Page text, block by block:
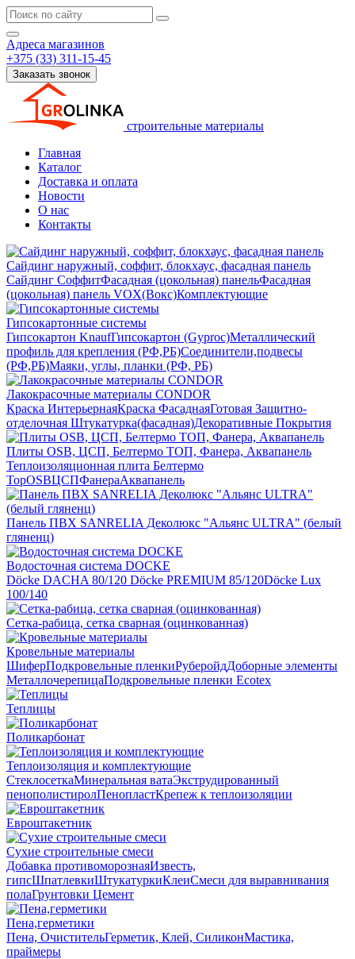
Адреса магазинов
+375 (33) 311-15-45
Заказать звонок
строительные материалы
Главная
Каталог
Доставка и оплата
Новости
О нас
Контакты
Сайдинг наружный, соффит, блокхаус, фасадная панель
Сайдинг СоффитФасадная (цокольная) панельФасадная
(цокольная) панель VOX(Вокс)Комплектующие
Гипсокартонные системы
Гипсокартон KnaufГипсокартон (Gyproc)Металлический
профиль для крепления (РФ,РБ)Соединители,подвесы
(РФ,РБ)Маяки, углы, планки (РФ, РБ)
Лакокрасочные материалы CONDOR
Краска ИнтерьернаяКраска ФасаднаяГотовая Защитно-
отделочная Штукатурка(фасадная)Декоративные Покрытия
Плиты OSB, ЦСП, Белтермо ТОП, Фанера, Аквапанель
Теплоизоляционная плита Белтермо
TopOSBЦСПФанераАквапанель
Панель ПВХ SANRELIA Деколюкс "Альянс ULTRA" (белый
гляненц)
Водосточная система DOCKE
Döсkе DACHA 80/120 Döcke PREMIUM 85/120Döсkе Luх
100/140
Сетка-рабица, сетка сварная (оцинкованная)
Кровельные материалы
ШиферПодкровельные пленкиРуберойдДоборные элементы
МеталлочерепицаПодкровельные пленки Ecotex
Теплицы
Поликарбонат
Теплоизоляция и комплектующие
СтеклосеткаМинеральная ватаЭкструдированный
пенополистиролПенопластКрепеж к теплоизоляции
Евроштакетник
Сухие строительные смеси
Добавка противоморознаяИзвесть,
гипсШпатлевкиШтукатуркиКлеиСмеси для выравнивания
полаГрунтовки Цемент
Пена,герметики
Пена, ОчистительГерметик, Клей, СиликонМастика,
праймеры